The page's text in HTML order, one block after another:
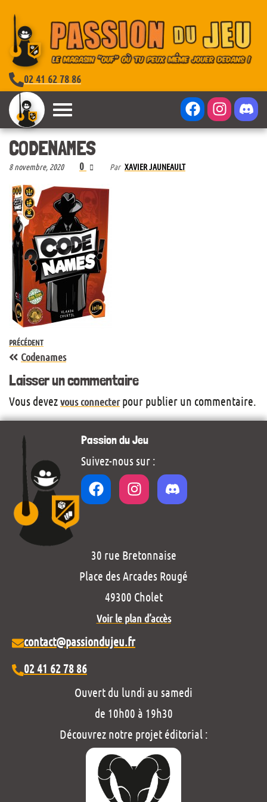
02 41 62 78 86
CODENAMES
8 novembre, 2020 0 Par XAVIER JAUNEAULT
PRÉCÉDENT
Codenames
Laisser un commentaire
Vous devezvous connecterpour publier un commentaire.
Passion du Jeu
Suivez-nous sur :
30 rue Bretonnaise
Place des Arcades Rougé
49300 Cholet
Voir le plan d’accès
contact@passiondujeu.fr
02 41 62 78 86
Ouvert du lundi au samedi
de 10h00 à 19h30
Découvrez notre projet éditorial :